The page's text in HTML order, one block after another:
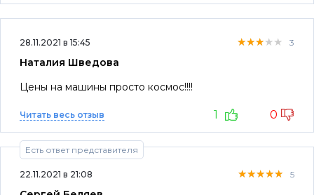
28.11.2021 в 15:45 ★★★★★
★★★★★
★★★★★ 3
Наталия Шведова
Цены на машины просто космос!!!!
Читать весь отзыв 1 0
Есть ответ представителя
22.11.2021 в 21:08 ★★★★★
★★★★★
★★★★★ 5